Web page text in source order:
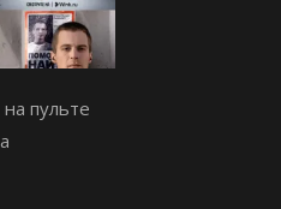
пульте